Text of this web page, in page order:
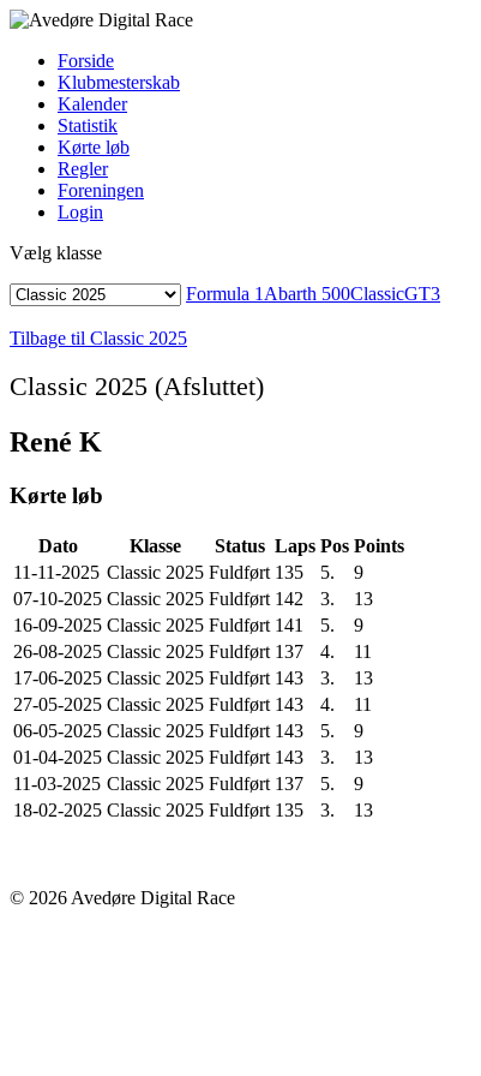
Forside
Klubmesterskab
Kalender
Statistik
Kørte løb
Regler
Foreningen
Login
Vælg klasse
Formula 1 Abarth 500ClassicGT3
Tilbage til Classic 2025
Classic 2025 (Afsluttet)
René K
Kørte løb
Dato Klasse Status Laps Pos Points
11-11-2025 Classic 2025 Fuldført 135 5.
9
07-10-2025 Classic 2025 Fuldført 142 3.
13
16-09-2025 Classic 2025 Fuldført 141 5.
9
26-08-2025 Classic 2025 Fuldført 137 4.
11
17-06-2025 Classic 2025 Fuldført 143 3.
13
27-05-2025 Classic 2025 Fuldført 143 4.
11
06-05-2025 Classic 2025 Fuldført 143 5.
9
01-04-2025 Classic 2025 Fuldført 143 3.
13
11-03-2025 Classic 2025 Fuldført 137 5.
9
18-02-2025 Classic 2025 Fuldført 135 3. 13
© 2026 Avedøre Digital Race